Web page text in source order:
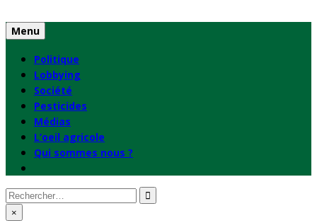
to
content
Menu
Politique
Lobbying
Société
Pesticides
Médias
L’oeil agricole
Qui sommes nous ?
Rechercher
: ×